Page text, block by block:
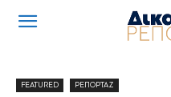
FEATURED ΡΕΠΟΡΤΑΖ